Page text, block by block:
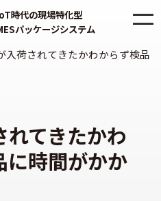
時代の現場特化型
パッケージシステム
入荷されてきたかわからず検品
れてきたかわ
に時間がかか